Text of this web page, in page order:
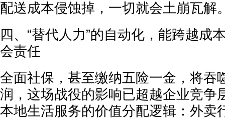
配送成本侵蚀掉，一切就会土崩瓦解
四、“替代人力”的自动化，能跨越成
会责任
全面社保，甚至缴纳五险一金，将吞
润，这场战役的影响已超越企业竞争
本地生活服务的价值分配逻辑：外卖